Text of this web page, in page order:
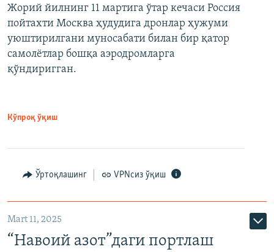
Жорий йилнинг 11 мартига ўтар кечаси Россия
пойтахти Москва ҳудудига дронлар ҳужуми
уюштирилгани муносабати билан бир қатор
самолётлар бошқа аэродромларга
қўндиригган.
Кўпроқ ўқиш
Ўртоқлашинг VPNсиз ўқиш
Mart 11, 2025
“Навоий азот”даги портлаш